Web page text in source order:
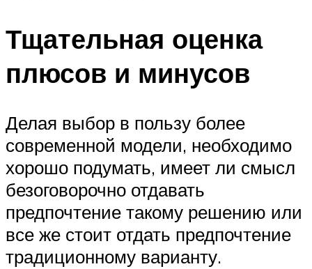
Тщательная оценка
плюсов и минусов
Делая выбор в пользу более
современной модели, необходимо
хорошо подумать, имеет ли смысл
безоговорочно отдавать
предпочтение такому решению или
все же стоит отдать предпочтение
традиционному варианту.